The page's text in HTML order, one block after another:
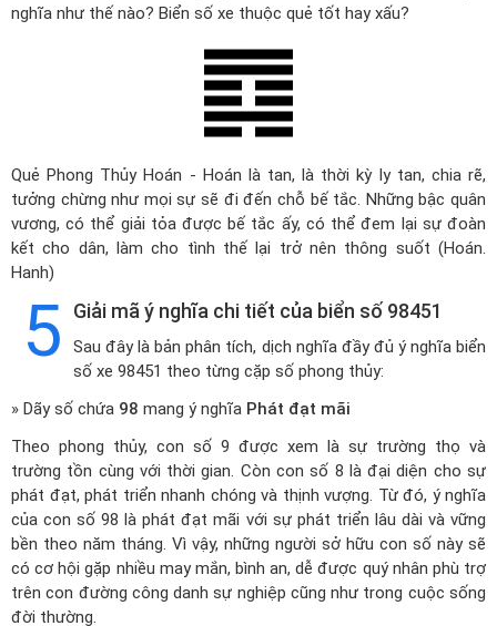
nghĩa như thế nào? Biển số xe thuộc quẻ tốt hay xấu?
Quẻ Phong Thủy Hoán - Hoán là tan, là thời kỳ ly tan, chia rẽ,
tưởng chừng như mọi sự sẽ đi đến chỗ bế tắc. Những bậc quân
vương, có thể giải tỏa được bế tắc ấy, có thể đem lại sự đoàn
kết cho dân, làm cho tình thế lại trở nên thông suốt (Hoán.
Hanh)
5 Giải mã ý nghĩa chi tiết của biển số 98451
Sau đây là bản phân tích, dịch nghĩa đầy đủ ý nghĩa biển
số xe 98451 theo từng cặp số phong thủy:
» Dãy số chứa 98 mang ý nghĩa Phát đạt mãi
Theo phong thủy, con số 9 được xem là sự trường thọ và
trường tồn cùng với thời gian. Còn con số 8 là đại diện cho sự
phát đạt, phát triển nhanh chóng và thịnh vượng. Từ đó, ý nghĩa
của con số 98 là phát đạt mãi với sự phát triển lâu dài và vững
bền theo năm tháng. Vì vậy, những người sở hữu con số này sẽ
có cơ hội gặp nhiều may mắn, bình an, dễ được quý nhân phù trợ
trên con đường công danh sự nghiệp cũng như trong cuộc sống
đời thường.